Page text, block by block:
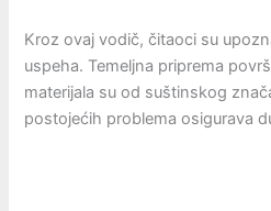
Kroz ovaj vodič, čitaoci su
uspeha. Temeljna priprema
materijala su od suštinskog
postojećih problema osigurava